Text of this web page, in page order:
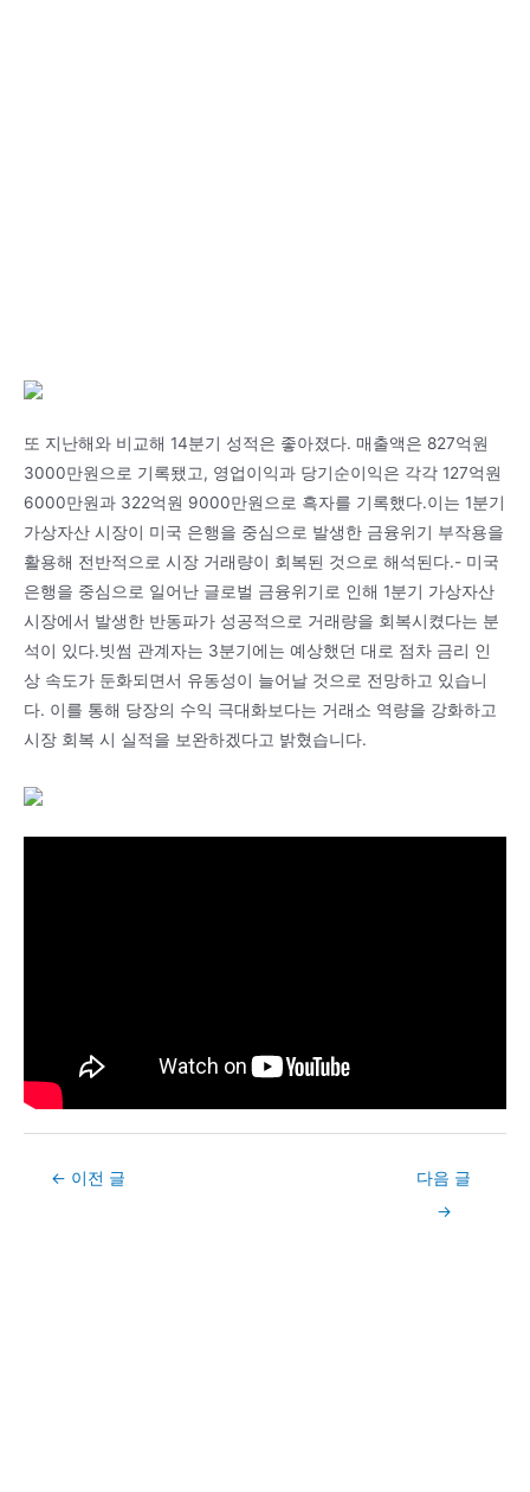
또 지난해와 비교해 14분기 성적은 좋아졌다. 매출액은 827억원
3000만원으로 기록됐고, 영업이익과 당기순이익은 각각 127억원
6000만원과 322억원 9000만원으로 흑자를 기록했다.이는 1분기
가상자산 시장이 미국 은행을 중심으로 발생한 금융위기 부작용을
활용해 전반적으로 시장 거래량이 회복된 것으로 해석된다.- 미국
은행을 중심으로 일어난 글로벌 금융위기로 인해 1분기 가상자산
시장에서 발생한 반동파가 성공적으로 거래량을 회복시켰다는 분
석이 있다.빗썸 관계자는 3분기에는 예상했던 대로 점차 금리 인
상 속도가 둔화되면서 유동성이 늘어날 것으로 전망하고 있습니
다. 이를 통해 당장의 수익 극대화보다는 거래소 역량을 강화하고
시장 회복 시 실적을 보완하겠다고 밝혔습니다.
Post← 이전 글
다음 글
→